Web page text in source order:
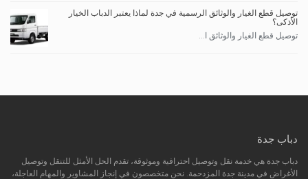
توصيل قطع الغيار والوثائق الرسمية في جدة لماذا يعتبر الدباب الخيار
الأذكى؟
توصيل قطع الغيار والوثائق ا...
دباب جدة
دباب جدة هي خدمة نقل وتوصيل احترافية وموثوقة، تقدم الحل الأمثل للتنقل وتوصيل
الأغراض في مدينة جدة المزدحمة. نحن متخصصون في إنجاز المشاوير والمهام العاجلة،